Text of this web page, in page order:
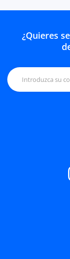
¿Quieres